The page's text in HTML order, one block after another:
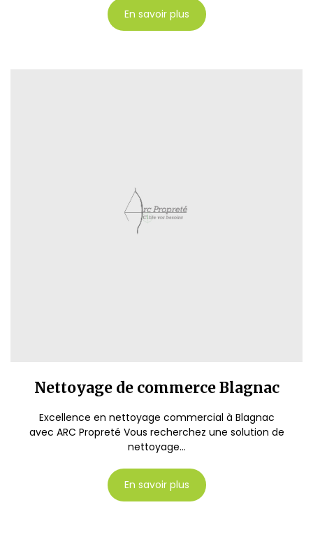
En savoir plus
Nettoyage de commerce Blagnac
Excellence en nettoyage commercial à Blagnac
avec ARC Propreté Vous recherchez une solution de
nettoyage...
En savoir plus